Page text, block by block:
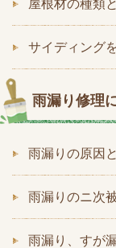
屋根材の種類
サイディング
雨漏り修理
雨漏りの原因
雨漏りのニ次
雨漏り、すが